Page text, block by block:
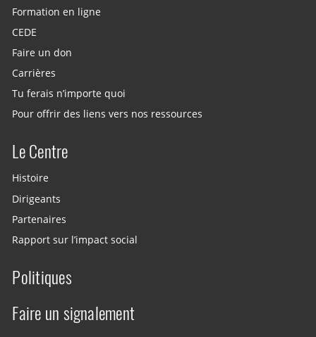
Formation en ligne
CEDE
Faire un don
Carrières
Tu ferais n’importe quoi
Pour offrir des liens vers nos ressources
Le Centre
Histoire
Dirigeants
Partenaires
Rapport sur l’impact social
Politiques
Faire un signalement